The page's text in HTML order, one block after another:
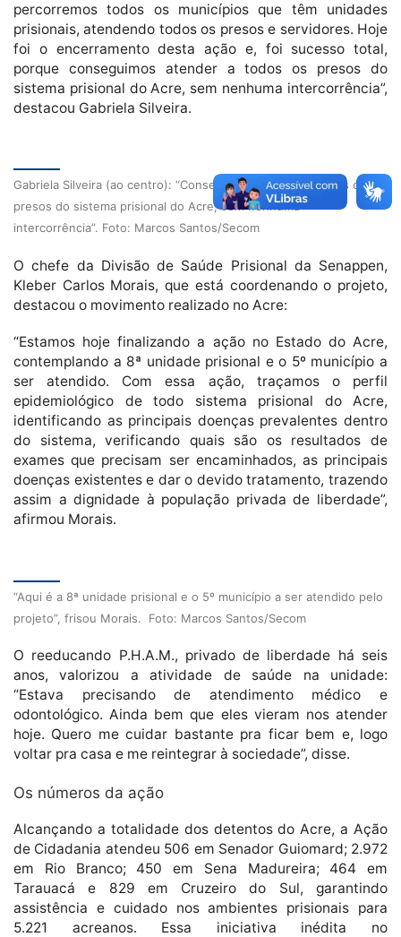
percorremos todos os municípios que têm unidades
prisionais, atendendo todos os presos e servidores. Hoje
foi o encerramento desta ação e, foi sucesso total,
porque conseguimos atender a todos os presos do
sistema prisional do Acre, sem nenhuma intercorrência”,
destacou Gabriela Silveira.
Gabriela Silveira (ao centro): “Conseguimos atender a todos os
presos do sistema prisional do Acre, sem nenhuma
intercorrência”. Foto: Marcos Santos/Secom
O chefe da Divisão de Saúde Prisional da Senappen,
Kleber Carlos Morais, que está coordenando o projeto,
destacou o movimento realizado no Acre:
“Estamos hoje finalizando a ação no Estado do Acre,
contemplando a 8ª unidade prisional e o 5º município a
ser atendido. Com essa ação, traçamos o perfil
epidemiológico de todo sistema prisional do Acre,
identificando as principais doenças prevalentes dentro
do sistema, verificando quais são os resultados de
exames que precisam ser encaminhados, as principais
doenças existentes e dar o devido tratamento, trazendo
assim a dignidade à população privada de liberdade”,
afirmou Morais.
“Aqui é a 8ª unidade prisional e o 5º município a ser atendido pelo
projeto”, frisou Morais. Foto: Marcos Santos/Secom
O reeducando P.H.A.M., privado de liberdade há seis
anos, valorizou a atividade de saúde na unidade:
“Estava precisando de atendimento médico e
odontológico. Ainda bem que eles vieram nos atender
hoje. Quero me cuidar bastante pra ficar bem e, logo
voltar pra casa e me reintegrar à sociedade”, disse.
Os números da ação
Alcançando a totalidade dos detentos do Acre, a Ação
de Cidadania atendeu 506 em Senador Guiomard; 2.972
em Rio Branco; 450 em Sena Madureira; 464 em
Tarauacá e 829 em Cruzeiro do Sul, garantindo
assistência e cuidado nos ambientes prisionais para
5.221 acreanos. Essa iniciativa inédita no